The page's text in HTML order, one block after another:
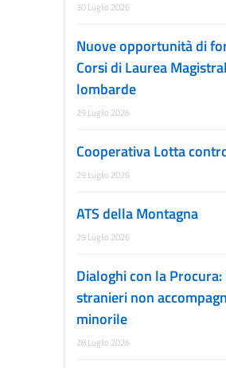
30 Luglio 2026
Nuove opportunità di
Corsi di Laurea
lombarde
29 Luglio 2026
Cooperativa Lotta
29 Luglio 2026
ATS della Montagna
29 Luglio 2026
Dialoghi con la
stranieri non
minorile
28 Luglio 2026